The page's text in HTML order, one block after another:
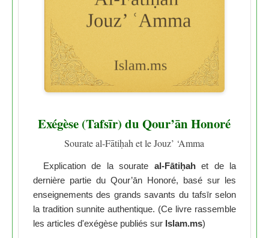
Exégèse (Tafsīr) du Qour’ān Honoré
Sourate al-Fātiḥah et le Jouz’ ‘Amma
Explication de la sourate al-Fātiḥahet de la
dernière partie du Qour’ān Honoré, basé sur les
enseignements des grands savants du tafsīr selon
la tradition sunnite authentique. (Ce livre rassemble
les articles d'exégèse publiés sur Islam.ms)